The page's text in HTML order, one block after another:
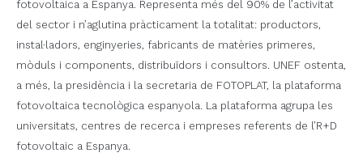
fotovoltaica a Espanya. Representa més del 90% de l’activitat
del sector i n’aglutina pràcticament la totalitat: productors,
instal·ladors, enginyeries, fabricants de matèries primeres,
mòduls i components, distribuïdors i consultors. UNEF ostenta,
a més, la presidència i la secretaria de FOTOPLAT, la plataforma
fotovoltaica tecnològica espanyola. La plataforma agrupa les
universitats, centres de recerca i empreses referents de l’R+D
fotovoltaic a Espanya.